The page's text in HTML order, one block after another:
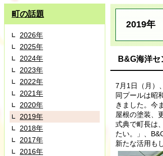
町の話題
2026年
2025年
2024年
2023年
2022年
2021年
2020年
2019年
2018年
2017年
2016年
2019年
B&G海洋セ
7月1日（月）
同プールは昭
きました。今
屋根の塗装、
式典で町長は
たい。」、
新たな活用も